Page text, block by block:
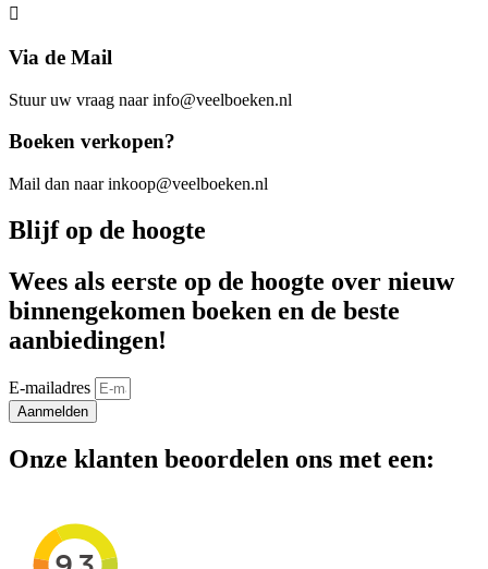
Via de Mail
Stuur uw vraag naar info@veelboeken.nl
Boeken verkopen?
Mail dan naar inkoop@veelboeken.nl
Blijf op de hoogte
Wees als eerste op de hoogte over nieuw
binnengekomen boeken en de beste
aanbiedingen!
E-mailadres
Aanmelden
Onze klanten beoordelen ons met een: